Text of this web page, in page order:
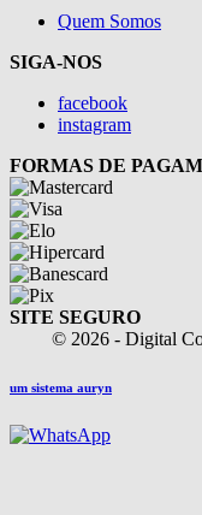
Quem Somos
SIGA-NOS
facebook
instagram
FORMAS DE
SITE SEGURO
© 2026 - Digital
um sistema auryn